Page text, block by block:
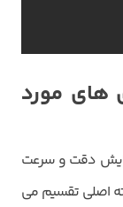
های مورد
دقت و سرعت
اصلی تقسیم می